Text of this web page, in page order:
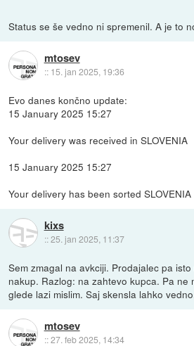
Status se še vedno ni spremenil. A je to
mtosev
:: 15. jan 2025, 19:36
Evo danes končno update:
15 January 2025 15:27
Your delivery was received in SLOVENIA
15 January 2025 15:27
Your delivery has been sorted SLOVENIA
kixs
::25. jan 2025, 11:37
Sem zmagal na avkciji. Prodajalec pa
nakup. Razlog: na zahtevo kupca. Pa ne
glede lazi mislim. Saj skensla lahko
mtosev
::27. feb 2025, 14:34